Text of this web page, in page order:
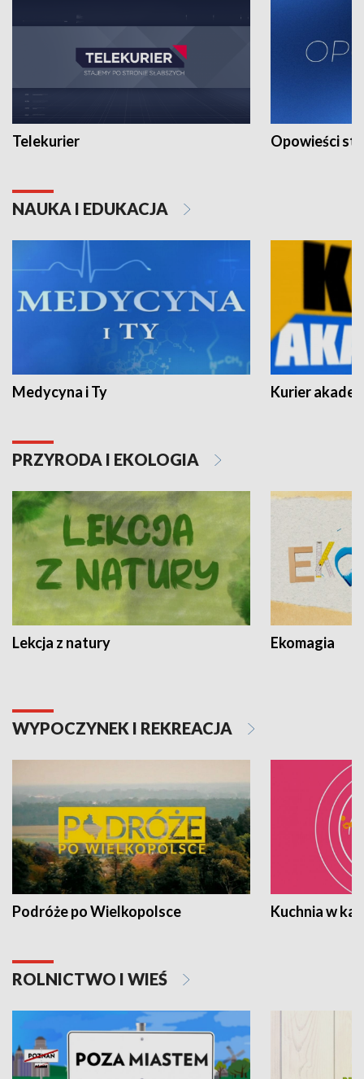
Telekurier Opowieści
NAUKA I EDUKACJA
Medycyna i Ty Kurier
PRZYRODA I EKOLOGIA
Lekcja z natury Ekomagia
WYPOCZYNEK I REKREACJA
Podróże po Wielkopolsce Kuchnia w
ROLNICTWO I WIEŚ